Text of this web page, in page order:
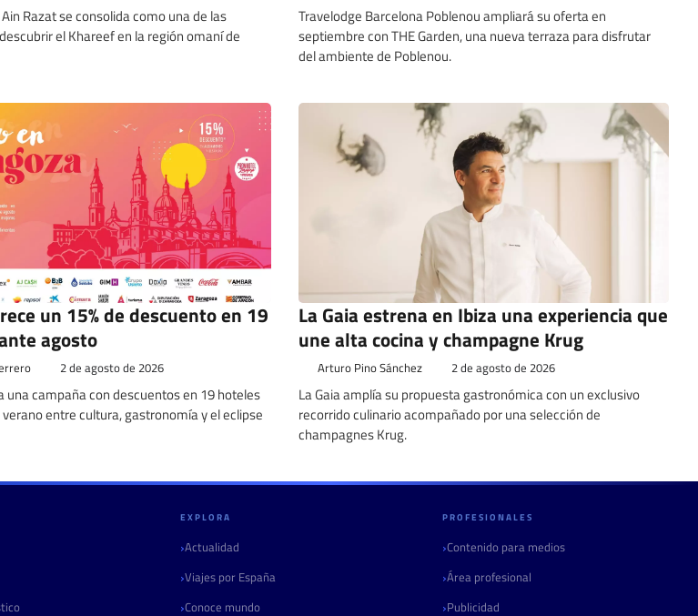
Razat se consolida como una de las
el Khareef en la región omaní de
Travelodge Barcelona Poblenou ampliará su oferta en
septiembre con THE Garden, una nueva terraza para disfrutar
del ambiente de Poblenou.
un 15% de descuento en 19
agosto
2 de agosto de 2026
una campaña con descuentos en 19 hoteles
entre cultura, gastronomía y el eclipse
La Gaia estrena en Ibiza una experiencia que
une alta cocina y champagne Krug
Arturo Pino Sánchez 2 de agosto de 2026
La Gaia amplía su propuesta gastronómica con un exclusivo
recorrido culinario acompañado por una selección de
champagnes Krug.
EXPLORA
Actualidad
Viajes por España
Conoce mundo
PROFESIONALES
Contenido para medios
Área profesional
Publicidad